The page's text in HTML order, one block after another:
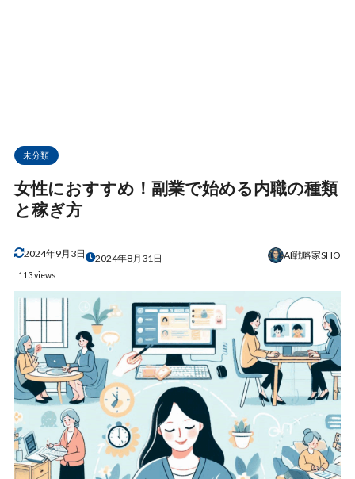
未分類
女性におすすめ！副業で始める内職の種類
と稼ぎ方
2024年9月3日 2024年8月31日 AI戦略家SHO
113 views